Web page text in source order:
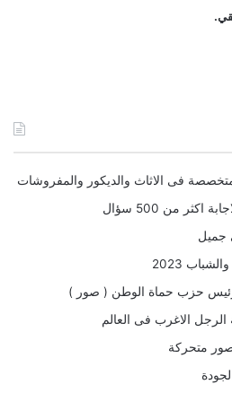
فى الاثاث والديكور والمفروشات
من 500 سؤال
جميل
2023
حزب حماة الوطن ( صور )
الاغرب فى العالم
متحركة